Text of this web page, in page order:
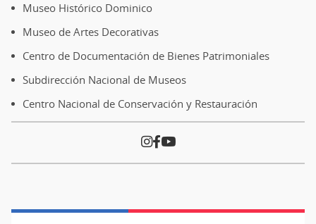
Museo Histórico Dominico
Museo de Artes Decorativas
Centro de Documentación de Bienes Patrimoniales
Subdirección Nacional de Museos
Centro Nacional de Conservación y Restauración